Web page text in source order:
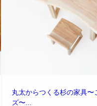
丸太からつくる杉の家具
ズ〜...